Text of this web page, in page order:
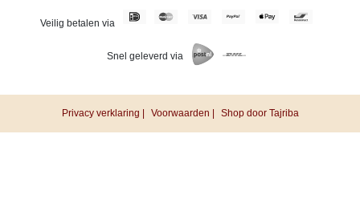
Veilig betalen via
Snel geleverd via
Privacy verklaring | Voorwaarden | Shop door Tajriba